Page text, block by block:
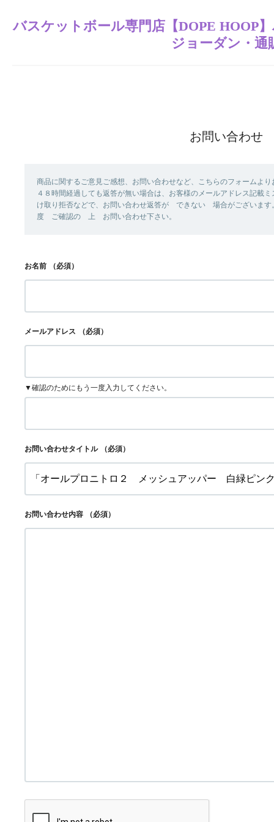
バスケットボール専門店【DOPE HOOP
ジョーダン・通
お問い合わせ
商品に関するご意見ご感想、お問い合わせなど、こちらのフォームよ
４８時間経過しても返答が無い場合は、お客様のメールアドレス記
け取り拒否などで、お問い合わせ返答が できない 場合がございま
度 ご確認の 上 お問い合わせ下さい。
お名前 （必須）
メールアドレス （必須）
▼確認のためにもう一度入力してください。
お問い合わせタイトル （必須）
お問い合わせ内容 （必須）